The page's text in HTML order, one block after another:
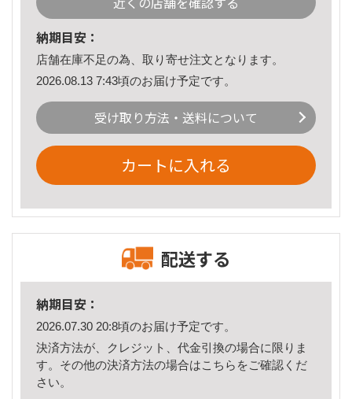
納期目安：
店舗在庫不足の為、取り寄せ注文となります。
2026.08.13 7:43頃のお届け予定です。
受け取り方法・送料について
カートに入れる
配送する
納期目安：
2026.07.30 20:8頃のお届け予定です。
決済方法が、クレジット、代金引換の場合に限りま
す。その他の決済方法の場合はこちら をご確認くだ
さい。